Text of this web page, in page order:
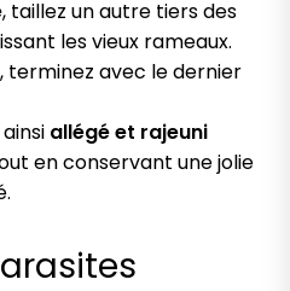
, taillez un autre tiers des
les vieux rameaux.
, terminez avec le dernier
allégé et rajeuni
en conservant une jolie